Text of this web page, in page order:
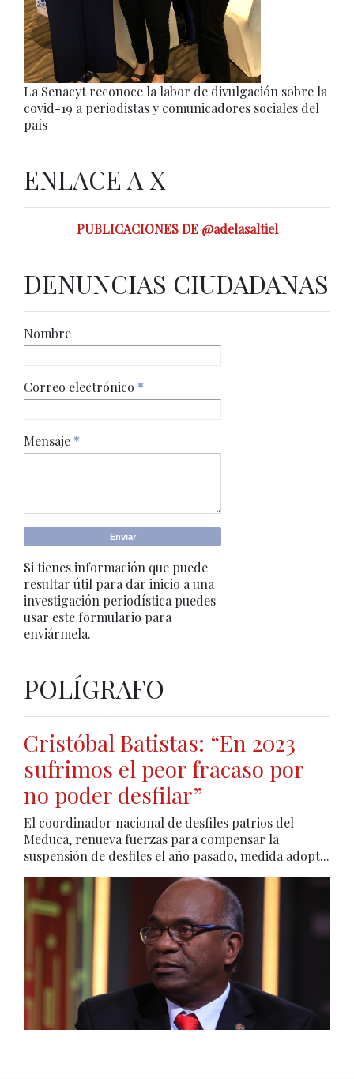
La Senacyt reconoce la labor de divulgación sobre la
covid-19 a periodistas y comunicadores sociales del
país
ENLACE A X
PUBLICACIONES DE @adelasaltiel
DENUNCIAS CIUDADANAS
Nombre
Correo electrónico *
Mensaje *
Si tienes información que puede
resultar útil para dar inicio a una
investigación periodística puedes
usar este formulario para
enviármela.
POLÍGRAFO
Cristóbal Batistas: “En 2023
sufrimos el peor fracaso por
no poder desfilar”
El coordinador nacional de desfiles patrios del
Meduca, renueva fuerzas para compensar la
suspensión de desfiles el año pasado, medida adopt...